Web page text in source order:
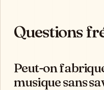
Questions
Peut-on
musique sans